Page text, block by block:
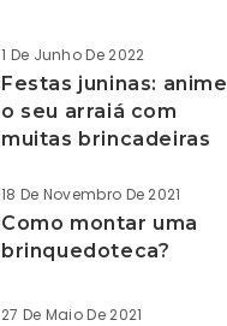
1 De Junho De 2022
Festas juninas: anime
o seu arraiá com
muitas brincadeiras
18 De Novembro De 2021
Como montar uma
brinquedoteca?
27 De Maio De 2021